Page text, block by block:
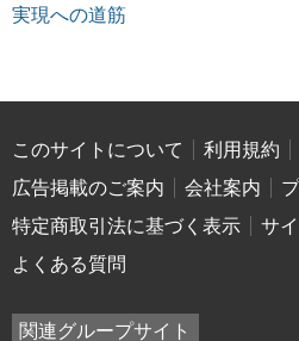
実現への道筋
このサイトについて 利用規約
広告掲載のご案内
会社案内
特定商取引法に基づく表示
サ
よくある質問
関連グループサイト